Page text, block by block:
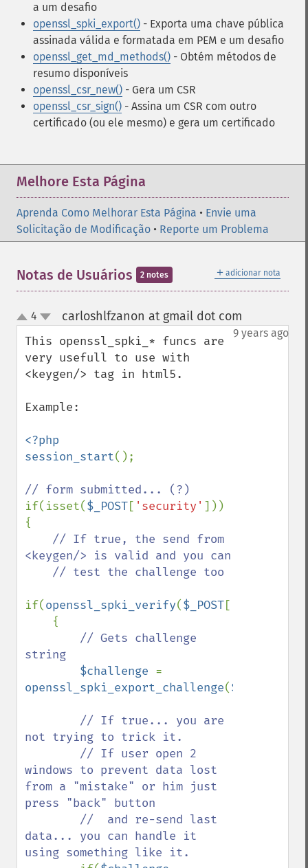
a um desafio
openssl_spki_export() - Exporta uma chave pública
assinada válida e formatada em PEM e um desafio
openssl_get_md_methods() - Obtém métodos de
resumo disponíveis
openssl_csr_new() - Gera um CSR
openssl_csr_sign() - Assina um CSR com outro
certificado (ou ele mesmo) e gera um certificado
Melhore Esta Página
Aprenda Como Melhorar Esta Página • Envie uma
Solicitação de Modificação • Reporte um Problema
＋ adicionar nota
Notas de Usuários 2 notes
up
down
4 carloshlfzanon at gmail dot com
9 years ago
This openssl_spki_* funcs are
very usefull to use with
<keygen/> tag in html5.
Example:
<?php
session_start();
if(isset($_POST[ 'security' ]))
{
// If true, the send from
<keygen/> is valid and you can
if(openssl_spki_verify($_POST[
// Gets challenge
string
$challenge
openssl_spki_export_challenge($_POST
// If true... you are
not trying to trick it.
windows to prevent data lost
from a "mistake" or him just
press "back" button
data... you can handle it
using something like it.